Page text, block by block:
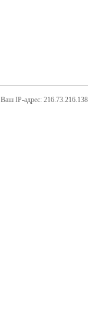
Ваш IP-адрес: 216.73.216.138